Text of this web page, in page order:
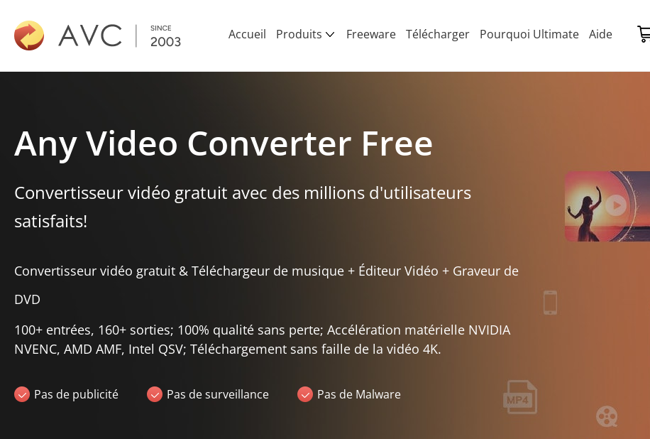
Accueil Produits Freeware Télécharger Pourquoi Ultimate Aide
Any Video Converter Free
Convertisseur vidéo gratuit avec des millions d'utilisateurs
satisfaits!
Convertisseur vidéo gratuit & Téléchargeur de musique + Éditeur Vidéo + Graveur de
DVD
100+ entrées, 160+ sorties; 100% qualité sans perte; Accélération matérielle NVIDIA
NVENC, AMD AMF, Intel QSV; Téléchargement sans faille de la vidéo 4K.
Pas de publicité Pas de surveillance Pas de Malware